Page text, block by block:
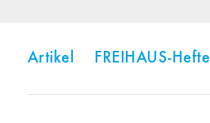
Artikel FREIHAUS-Hefte